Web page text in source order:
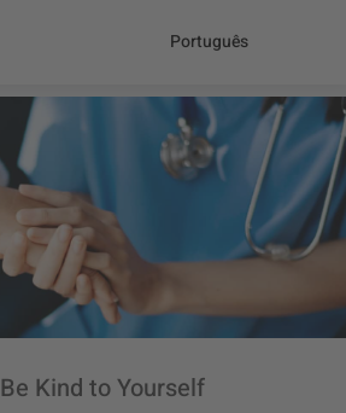
Português
Be Kind to Yourself